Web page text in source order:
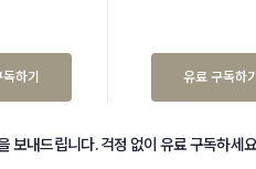
하기 유료 구독하기
보내드립니다. 걱정 없이 유료 구독하세